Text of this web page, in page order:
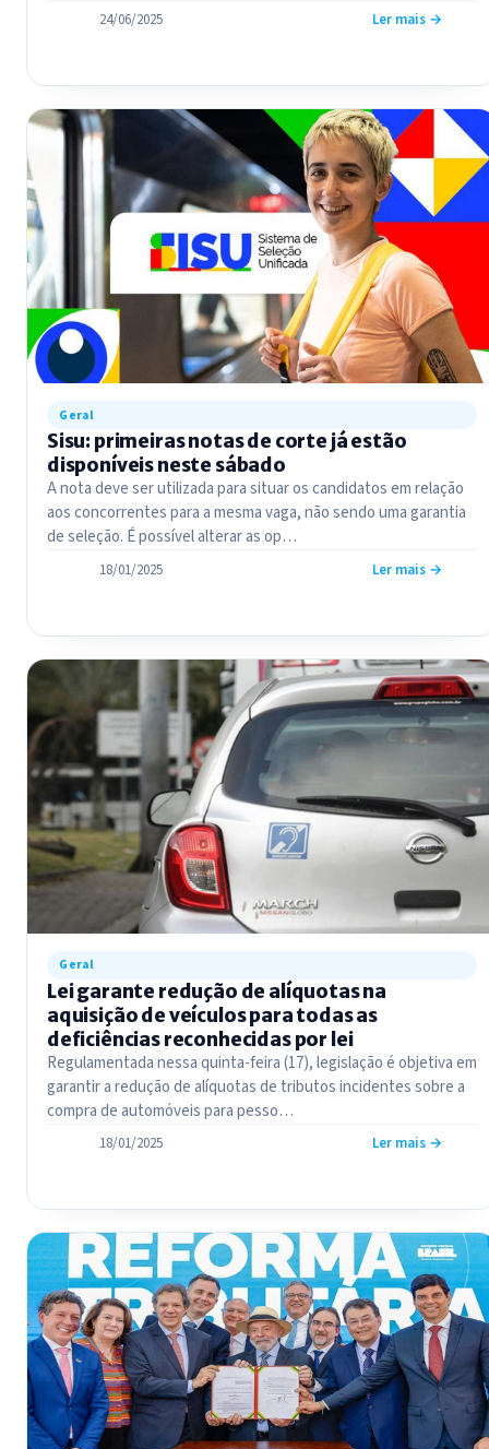
24/06/2025 Ler mais →
Geral
Sisu: primeiras notas de corte já estão
disponíveis neste sábado
A nota deve ser utilizada para situar os candidatos em relação
aos concorrentes para a mesma vaga, não sendo uma garantia
de seleção. É possível alterar as op…
18/01/2025 Ler mais →
Geral
Lei garante redução de alíquotas na
aquisição de veículos para todas as
deficiências reconhecidas por lei
Regulamentada nessa quinta-feira (17), legislação é objetiva em
garantir a redução de alíquotas de tributos incidentes sobre a
compra de automóveis para pesso…
18/01/2025 Ler mais →